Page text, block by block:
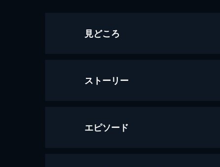
見どころ
ストーリー
エピソード